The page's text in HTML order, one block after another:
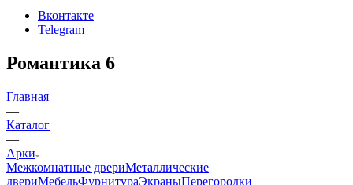
Вконтакте
Telegram
Романтика 6
Главная
—
Каталог
—
Арки
Межкомнатные двериМеталлические
двериМебельФурнитураЭкраныПерегородки